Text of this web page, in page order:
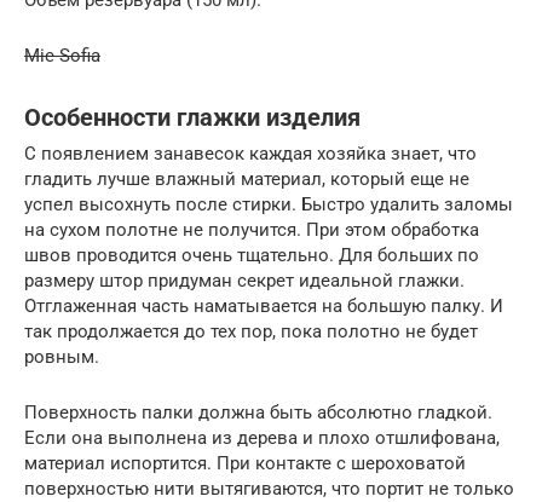
Mie Sofia
Особенности глажки изделия
С появлением занавесок каждая хозяйка знает, что
гладить лучше влажный материал, который еще не
успел высохнуть после стирки. Быстро удалить заломы
на сухом полотне не получится. При этом обработка
швов проводится очень тщательно. Для больших по
размеру штор придуман секрет идеальной глажки.
Отглаженная часть наматывается на большую палку. И
так продолжается до тех пор, пока полотно не будет
ровным.
Поверхность палки должна быть абсолютно гладкой.
Если она выполнена из дерева и плохо отшлифована,
материал испортится. При контакте с шероховатой
поверхностью нити вытягиваются, что портит не только